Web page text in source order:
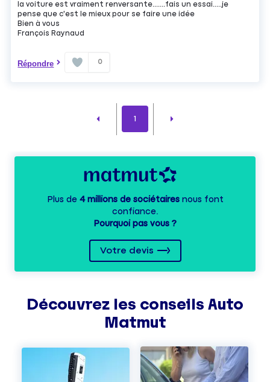
la voiture est vraiment renversante.......fais un essai.....je
pense que c'est le mieux pour se faire une idée
Bien à vous
François Raynaud
Répondre 0
1
Plus de 4 millions de sociétairesnous font
confiance.
Pourquoi pas vous ?
Votre devis
Découvrez les conseils Auto
Matmut